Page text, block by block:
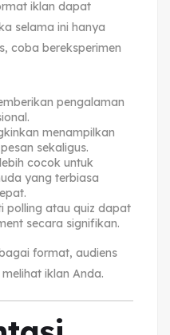
iklan dapat
selama ini hanya
coba bereksperimen
pengalaman
menampilkan
sekaligus.
lebih cocok untuk
yang terbiasa
polling atau quiz dapat
secara signifikan.
format, audiens
iklan Anda.